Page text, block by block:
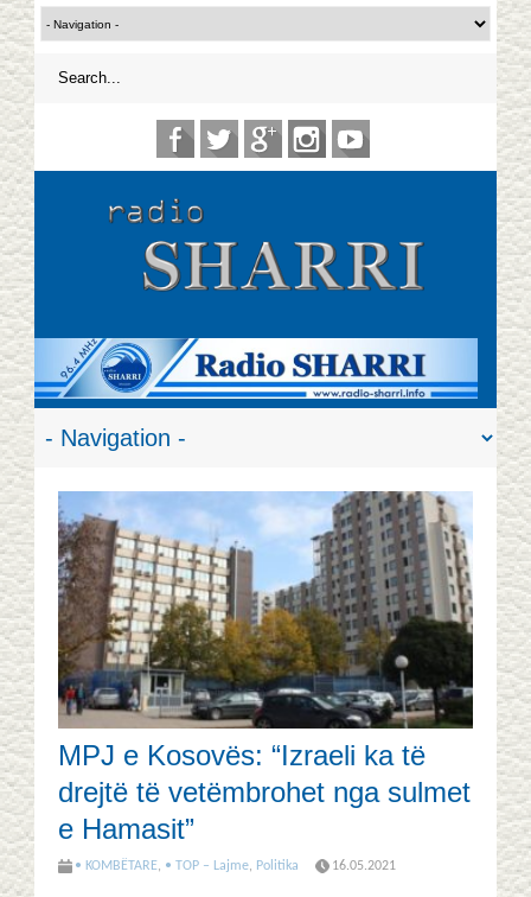
MPJ e Kosovës: “Izraeli ka të
drejtë të vetëmbrohet nga sulmet
e Hamasit”
• KOMBËTARE, • TOP – Lajme, Politika 16.05.2021